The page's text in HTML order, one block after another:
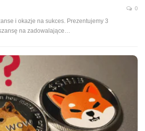
0
i okazje na sukces. Prezentujemy 3
na zadowalające…